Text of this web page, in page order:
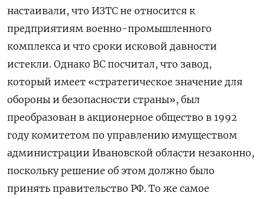
настаивали, что ИЗТС не относится к
предприятиям военно-промышленного
комплекса и что сроки исковой давности
истекли. Однако ВС посчитал, что завод,
который имеет «стратегическое значение для
обороны и безопасности страны», был
преобразован в акционерное общество в 1992
году комитетом по управлению имуществом
администрации Ивановской области незаконно,
поскольку решение об этом должно было
принять правительство РФ. То же самое